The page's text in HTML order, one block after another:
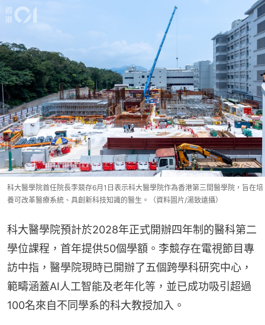
科大醫學院首任院長李競存6月1日表示科大醫學院作為香港第三間醫學院，旨在培
養可改革醫療系統、具創新科技知識的醫生。（資料圖片/湯致遠攝）
科大醫學院預計於2028年正式開辦四年制的醫科第二
學位課程，首年提供50個學額。李競存在電視節目專
訪中指，醫學院現時已開辦了五個跨學科研究中心，
範疇涵蓋AI人工智能及老年化等，並已成功吸引超過
100名來自不同學系的科大教授加入。